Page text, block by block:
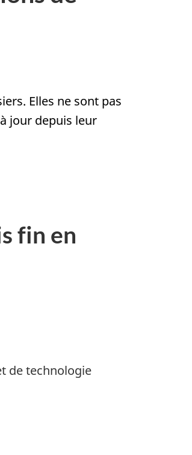
Elles ne sont pas
jour depuis leur
fin en
de technologie